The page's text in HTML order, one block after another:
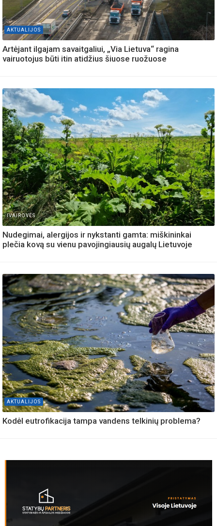
AKTUALIJOS
Artėjant ilgajam savaitgaliui, „Via Lietuva“ ragina
vairuotojus būti itin atidžius šiuose ruožuose
IVAIROVES
Nudegimai, alergijos ir nykstanti gamta: miškininkai
plečia kovą su vienu pavojingiausių augalų Lietuvoje
AKTUALIJOS
Kodėl eutrofikacija tampa vandens telkinių problema?